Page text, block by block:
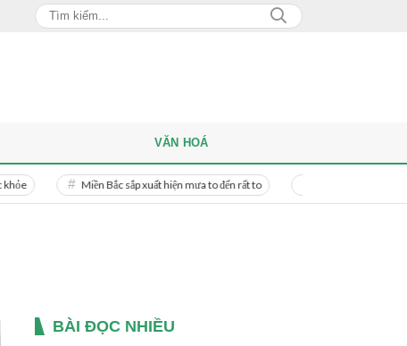
Miền Bắc sắp xuất hiện mưa to đến rất to Danh tính người phụ nữ bị bạn
VĂN HOÁ
BÀI ĐỌC NHIỀU